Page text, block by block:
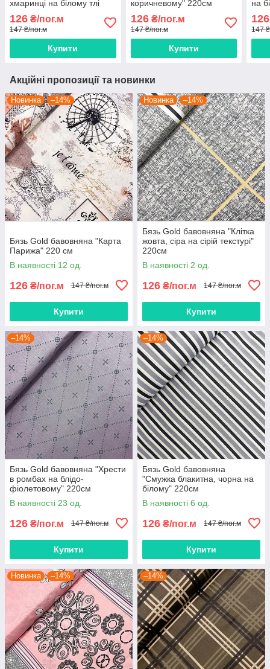
хмаринці на білому тлі
126 ₴/пог.м
147 ₴/пог.м
Купити
коричневому" 220см
126₴/пог.м
147 ₴/пог.м
Купити
на
126
147
Акційні пропозиції та новинки
Новинка –14%
Бязь Gold бавовняна "Карта
Парижа" 220 см
В наявності 12 од.
126 ₴/пог.м 147 ₴/пог.м
Купити
Новинка –14%
Бязь Gold бавовняна "Клітка
жовта, сіра на сірій текстурі"
220см
В наявності 2 од.
126 ₴/пог.м 147 ₴/пог.м
Купити
–14%
Бязь Gold бавовняна "Хрести
в ромбах на блідо-
фіолетовому" 220см
В наявності 23 од.
126 ₴/пог.м 147 ₴/пог.м
Купити
–14%
Бязь Gold бавовняна
"Смужка блакитна, чорна на
білому" 220см
В наявності 6 од.
126 ₴/пог.м 147 ₴/пог.м
Купити
Новинка –14% –14%